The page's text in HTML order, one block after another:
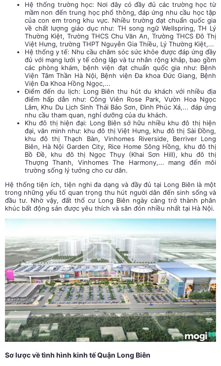
Hệ thống trường học: Nơi đây có đầy đủ các trường học từ
mầm non đến trung học phổ thông, đáp ứng nhu cầu học tập
của con em trong khu vực. Nhiều trường đạt chuẩn quốc gia
về chất lượng giáo dục như: TH song ngữ Wellspring, TH Lý
Thường Kiệt, Trường THCS Chu Văn An, Trường THCS Đô Thị
Việt Hưng, trường THPT Nguyễn Gia Thiều, Lý Thường Kiệt,...
Hệ thống y tế: Nhu cầu chăm sóc sức khỏe được đáp ứng đầy
đủ với mạng lưới y tế công lập và tư nhân rộng khắp, bao gồm
các phòng khám, bệnh viện đạt chuẩn quốc gia như: Bệnh
Viện Tâm Thần Hà Nội, Bệnh viện Đa khoa Đức Giang, Bệnh
Viện Đa Khoa Hồng Ngọc,...
Điểm đến du lịch: Long Biên thu hút du khách với nhiều địa
điểm hấp dẫn như: Công Viên Rose Park, Vườn Hoa Ngọc
Lâm, Khu Du Lịch Sinh Thái Bảo Sơn, Đình Phúc Xá,... đáp ứng
nhu cầu tham quan, nghỉ dưỡng của du khách.
Khu đô thị hiện đại: Long Biên sở hữu nhiều khu đô thị hiện
đại, văn minh như: khu đô thị Việt Hưng, khu đô thị Sài Đồng,
khu đô thị Thạch Bàn, Vinhomes Riverside, Berriver Long
Biên, Hà Nội Garden City, Rice Home Sông Hồng, khu đô thị
Bồ Đề, khu đô thị Ngọc Thụy (Khai Sơn Hill), khu đô thị
Thượng Thanh, Vinhomes The Harmony,... mang đến môi
trường sống lý tưởng cho cư dân.
Hệ thống tiện ích, tiện nghi đa dạng và đầy đủ tại Long Biên là một
trong những yếu tố quan trọng thu hút người dân đến sinh sống và
đầu tư. Nhờ vậy, đất thổ cư Long Biên ngày càng trở thành phân
khúc bất động sản được yêu thích và săn đón nhiều nhất tại Hà Nội.
Sơ lược về tình hình kinh tế Quận Long Biên